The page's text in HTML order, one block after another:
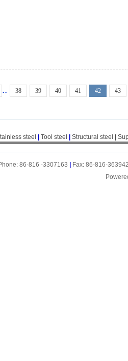
.. 38 39 40 41 42 43
steel Tool steel Structural steel
86-816 -3307163
Fax: 86-816-